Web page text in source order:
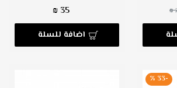
35 ₪
اضافة للسلة
-33 %